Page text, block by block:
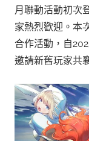
月聯動活動初次
家熱烈歡迎。本
合作活動，自
邀請新舊玩家共